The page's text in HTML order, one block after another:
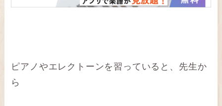
ピアノやエレクトーンを習っていると、先生か
ら